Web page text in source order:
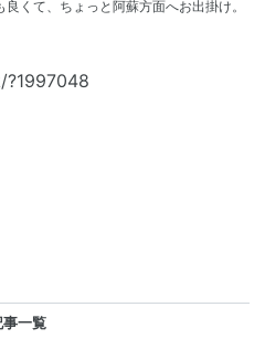
くて、ちょっと阿蘇方面へお出掛け。
事一覧